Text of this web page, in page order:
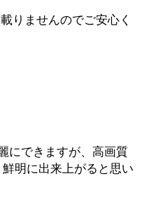
りませんのでご安心く
にできますが、高画質
鮮明に出来上がると思い